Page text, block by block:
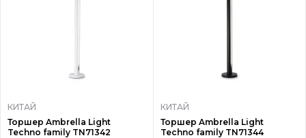
КИТАЙ
Торшер Ambrella Light
Techno family TN71342
КИТАЙ
Торшер Ambrella Light
Techno family TN71344